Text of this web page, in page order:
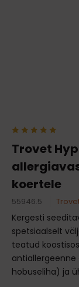
Trovet
koertele
55946.5
Kergesti
spetsiaalselt
teatud
hobuseliha) ja